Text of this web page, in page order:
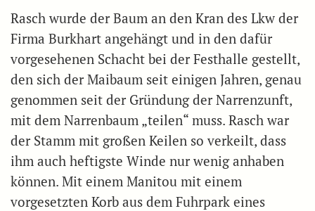
Rasch wurde der Baum an den Kran des Lkw der
Firma Burkhart angehängt und in den dafür
vorgesehenen Schacht bei der Festhalle gestellt,
den sich der Maibaum seit einigen Jahren, genau
genommen seit der Gründung der Narrenzunft,
mit dem Narrenbaum „teilen“ muss. Rasch war
der Stamm mit großen Keilen so verkeilt, dass
ihm auch heftigste Winde nur wenig anhaben
können. Mit einem Manitou mit einem
vorgesetzten Korb aus dem Fuhrpark eines